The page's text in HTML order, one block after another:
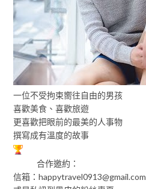
一位不受拘束嚮往自由的男孩
喜歡美食、喜歡旅遊
更喜歡把眼前的最美的人事物
撰寫成有溫度的故事
合作邀約：
信箱：happytravel0913@gmail.com